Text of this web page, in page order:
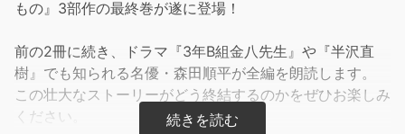
もの』3部作の最終巻が遂に登場！
前の2冊に続き、ドラマ『3年B組金八先生』や『半沢直
樹』でも知られる名優・森田順平が全編を朗読します。
この壮大なストーリーがどう終結するのかをぜひお楽しみ
ください。